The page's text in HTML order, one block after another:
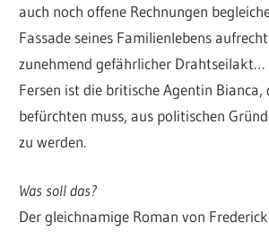
auch noch offene Rechnungen
Fassade seines Familienlebens
zunehmend gefährlicher Drahtseilakt…
Fersen ist die britische Agentin Bianca,
befürchten muss, aus politischen
zu werden.
Was soll das?
Der gleichnamige Roman von